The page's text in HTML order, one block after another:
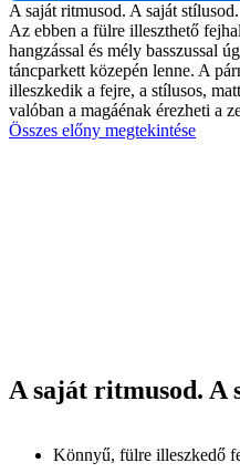
A saját ritmusod. A saját stílusod.
Az ebben a fülre illeszthető
hangzással és mély basszussal
táncparkett közepén lenne. A
illeszkedik a fejre, a stílusos,
valóban a magáénak érezheti a
Összes előny megtekintése
A saját ritmusod. A
Könnyű, fülre illeszkedő